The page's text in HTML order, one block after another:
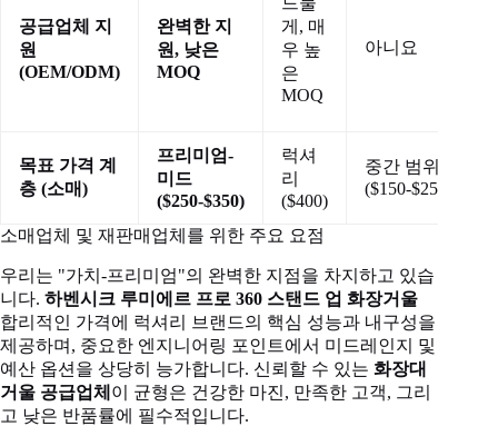
공급업체 지
원
(OEM/ODM)
완벽한 지
원, 낮은
MOQ
게, 매
우 높
은
MOQ
아니요
목표 가격 계
층 (소매)
프리미엄-
미드
($250-$350)
럭셔
리
($400)
중간 범위
($150-$250)
소매업체 및 재판매업체를 위한 주요 요점
우리는 "가치-프리미엄"의 완벽한 지점을 차지하고 있습
니다. 하벤시크 루미에르 프로 360 스탠드 업 화장거울
합리적인 가격에 럭셔리 브랜드의 핵심 성능과 내구성을
제공하며, 중요한 엔지니어링 포인트에서 미드레인지 및
예산 옵션을 상당히 능가합니다. 신뢰할 수 있는 화장대
거울 공급업체 이 균형은 건강한 마진, 만족한 고객, 그리
고 낮은 반품률에 필수적입니다.